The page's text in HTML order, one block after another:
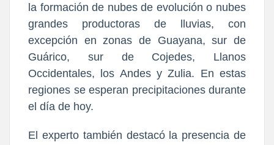
la formación de nubes de evolución o nubes
grandes productoras de lluvias, con
excepción en zonas de Guayana, sur de
Guárico, sur de Cojedes, Llanos
Occidentales, los Andes y Zulia. En estas
regiones se esperan precipitaciones durante
el día de hoy.
El experto también destacó la presencia de